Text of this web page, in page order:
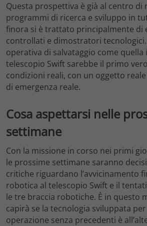
Questa prospettiva è già al centro di
programmi di ricerca e sviluppo in
finora si è trattato principalmente di
controllati e dimostratori
operativa di salvataggio come quella
telescopio Swift sarebbe il primo
condizioni reali, con un oggetto
di emergenza reale.
Cosa aspettarsi nelle
settimane
Con la missione in corso nei primi
le prossime settimane saranno
critiche riguardano l’avvicinamento
robotica al telescopio Swift e il
le tre braccia robotiche. È in questo
capirà se la tecnologia sviluppata
operazione senza precedenti è